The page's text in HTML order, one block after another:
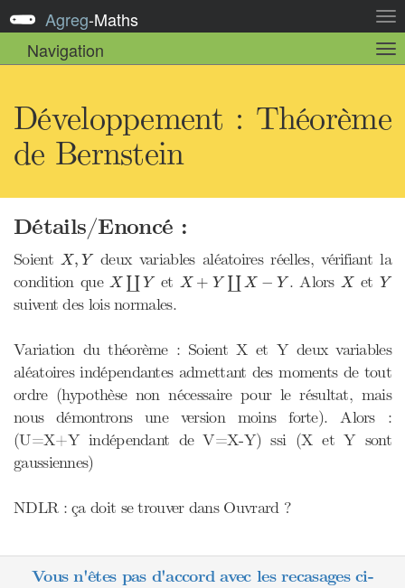
la
Agreg-Maths
Navigation
la
Développement : Théorème
de Bernstein
Détails/Enoncé :
SoientX, Y
X, Y deux variables aléatoires réelles, vérifiant la
condition queX ∐ Y
X∐Y etX + Y ∐ X − Y
X+ Y∐X−Y . AlorsX
Xet Y
Y
suivent des lois normales.
Variation du théorème : Soient X et Y deux variables
aléatoires indépendantes admettant des moments de tout
ordre (hypothèse non nécessaire pour le résultat, mais
nous démontrons une version moins forte). Alors :
(U=X+Y indépendant de V=X-Y) ssi (X et Y sont
gaussiennes)
NDLR : ça doit se trouver dans Ouvrard ?
Vous n'êtes pas d'accord avec les recasages ci-